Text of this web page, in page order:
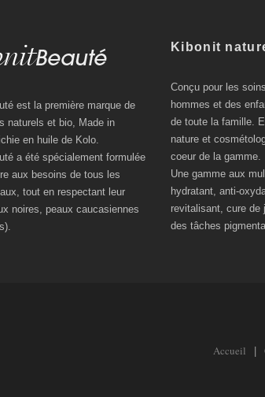
est la première marque de
naturels et bio, Made in
en huile de Kolo.
a été spécialement formulée
aux besoins de tous les
tout en respectant leur
noires, peaux caucasiennes
Kibonit
Conçu pour les
hommes et des
de toute la famille.
nature et
coeur de la gamme.
Une gamme aux
hydratant, anti-
revitalisant, cure de
des tâches
Accueil